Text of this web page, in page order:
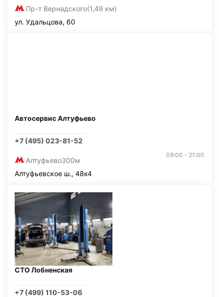
Пр-т Вернадского(1,49 км)
ул. Удальцова, 60
Автосервис Алтуфьево
+7 (495) 023-81-52
Алтуфьево300м
09:00 - 21:00
Алтуфьевское ш., 48к4
СТО Лобненская
+7 (499) 110-53-06